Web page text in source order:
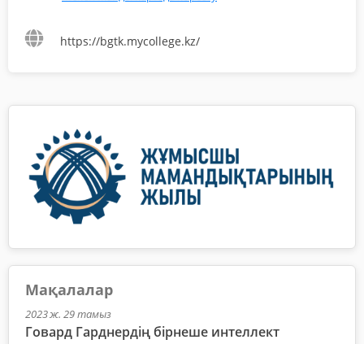
https://bgtk.mycollege.kz/
Мақалалар
2023 ж. 29 тамыз
Говард Гарднердің бірнеше интеллект